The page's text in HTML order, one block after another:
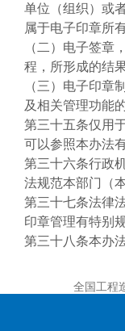
单位（组织）或
属于电子印章所
（二）电子签
程，所形成的结
（三）电子印
及相关管理功能
第三十五条仅用
可以参照本办法
第三十六条行政
法规范本部门（
第三十七条法律
印章管理有特别
第三十八条本办
全国工程